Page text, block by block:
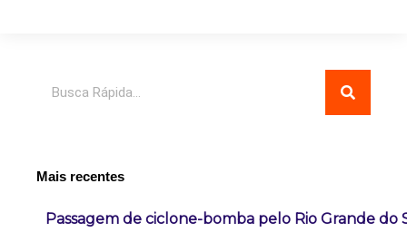
Mais recentes
Passagem de ciclone-bomba pelo Rio Grande